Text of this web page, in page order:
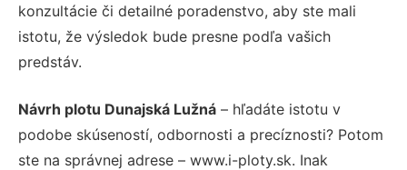
konzultácie či detailné poradenstvo, aby ste mali
istotu, že výsledok bude presne podľa vašich
predstáv.
Návrh plotu Dunajská Lužná – hľadáte istotu v
podobe skúseností, odbornosti a precíznosti? Potom
ste na správnej adrese – www.i-ploty.sk. Inak